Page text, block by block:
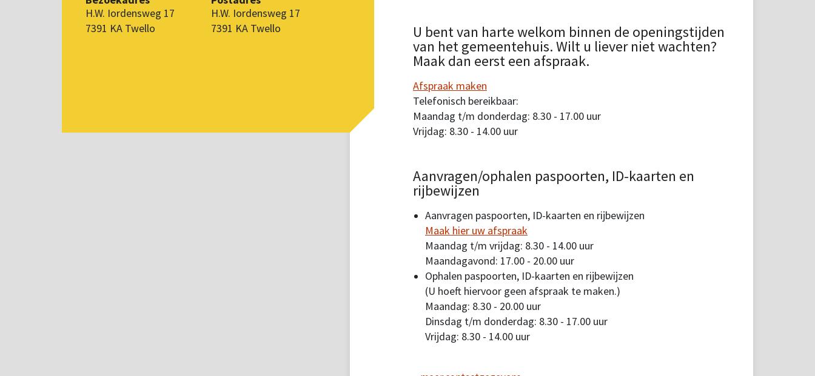
H.W. Iordensweg 17
7391 KA Twello
H.W. Iordensweg 17
7391 KA Twello
U bent van harte welkom binnen de openingstijden
van het gemeentehuis. Wilt u liever niet wachten?
Maak dan eerst een afspraak.
Afspraak maken
Telefonisch bereikbaar:
Maandag t/m donderdag: 8.30 - 17.00 uur
Vrijdag: 8.30 - 14.00 uur
Aanvragen/ophalen paspoorten, ID-kaarten en
rijbewijzen
Aanvragen paspoorten, ID-kaarten en rijbewijzen
Maak hier uw afspraak
Maandag t/m vrijdag: 8.30 - 14.00 uur
Maandagavond: 17.00 - 20.00 uur
Ophalen paspoorten, ID-kaarten en rijbewijzen
(U hoeft hiervoor geen afspraak te maken.)
Maandag: 8.30 - 20.00 uur
Dinsdag t/m donderdag: 8.30 - 17.00 uur
Vrijdag: 8.30 - 14.00 uur